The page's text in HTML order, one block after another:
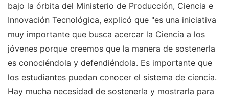
bajo la órbita del Ministerio de Producción, Ciencia e
Innovación Tecnológica, explicó que "es una iniciativa
muy importante que busca acercar la Ciencia a los
jóvenes porque creemos que la manera de sostenerla
es conociéndola y defendiéndola. Es importante que
los estudiantes puedan conocer el sistema de ciencia.
Hay mucha necesidad de sostenerla y mostrarla para